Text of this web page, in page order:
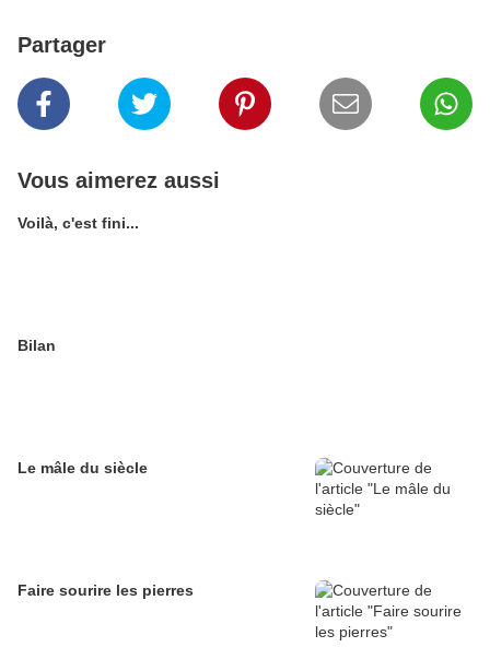
Partager
Vous aimerez aussi
Voilà, c'est fini...
Bilan
Le mâle du siècle
Faire sourire les pierres